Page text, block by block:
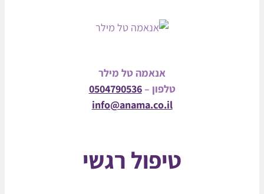
אנאמה טל מילר
טלפון –0504790536
info@anama.co.il
טיפול רגשי